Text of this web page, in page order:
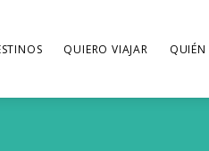
QUIERO VIAJAR QUIÉN